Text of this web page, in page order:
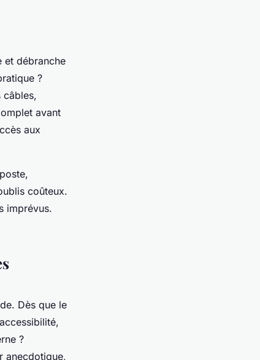
et débranche
?
câbles,
avant
aux
coûteux.
imprévus.
Dès que le
?
anecdotique,